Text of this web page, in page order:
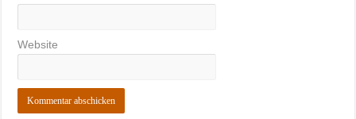
Website